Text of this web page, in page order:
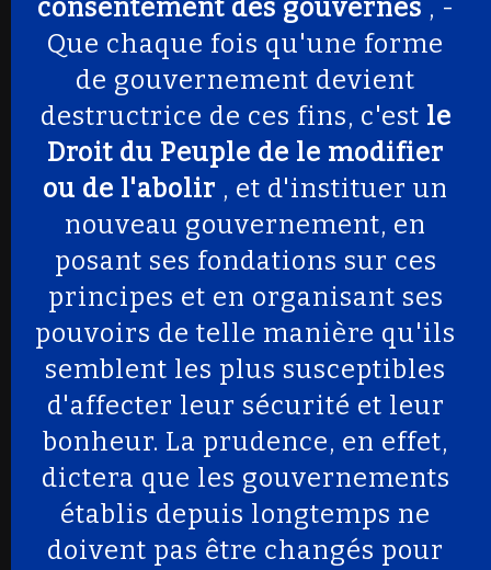
consentement des gouvernés , -
Que chaque fois qu'une forme
de gouvernement devient
destructrice de ces fins, c'est le
Droit du Peuple de le modifier
ou de l'abolir , et d'instituer un
nouveau gouvernement, en
posant ses fondations sur ces
principes et en organisant ses
pouvoirs de telle manière qu'ils
semblent les plus susceptibles
d'affecter leur sécurité et leur
bonheur. La prudence, en effet,
dictera que les gouvernements
établis depuis longtemps ne
doivent pas être changés pour